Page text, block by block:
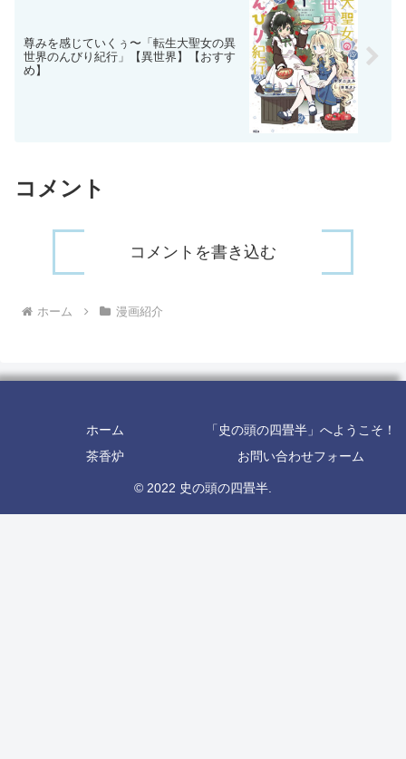
尊みを感じていくぅ〜「転生大聖女の異
世界のんびり紀行」【異世界】【おすす
め】
コメント
コメントを書き込む
ホーム 漫画紹介
ホーム
「史の頭の四畳半」へようこそ！
茶香炉
お問い合わせフォーム
© 2022 史の頭の四畳半.